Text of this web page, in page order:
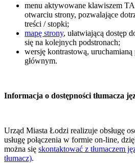
menu aktywowane klawiszem
otwarciu strony, pozwalające
treści / stopki;
mapę strony, ułatwiającą dostęp
się na kolejnych podstronach;
wersję kontrastową,
głównym.
Informacja o dostępności tłumacza
Urząd Miasta Łodzi realizuje obsługę
usługę połączenia w formie on-line,
można się skontaktować z tłumaczem
tłumacz).